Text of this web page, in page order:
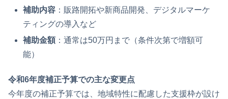
補助内容 ：販路開拓や新商品開発、デジタルマーケ
ティングの導入など
補助金額：通常は50万円まで（条件次第で増額可
能）
令和6年度補正予算での主な変更点
今年度の補正予算では、地域特性に配慮した支援枠が設け